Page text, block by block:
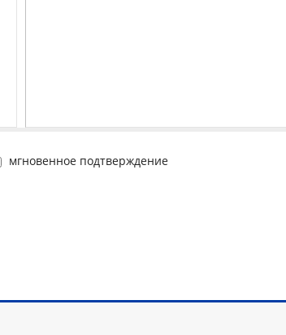
мгновенное подтверждение